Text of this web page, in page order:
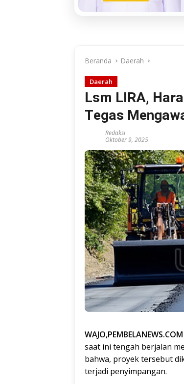
Beranda Daerah
Daerah
Lsm LIRA,
Tegas
Redaksi
Oktober 9, 2025
saat ini tengah berjalan
bahwa, proyek tersebut
terjadi penyimpangan.